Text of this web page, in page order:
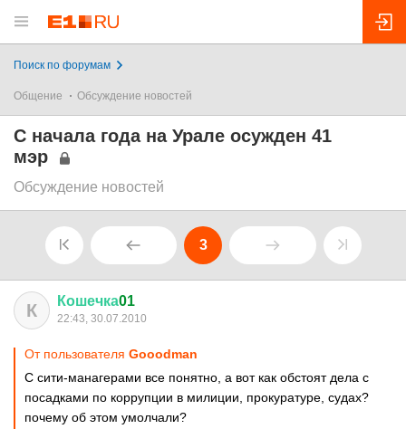
Поиск по форумам
Общение Обсуждение новостей
С начала года на Урале осужден 41
мэр
Обсуждение новостей
3
К Кошечка01
22:43, 30.07.2010
От пользователя Gooodman
С сити-манагерами все понятно, а вот как обстоят дела с
посадками по коррупции в милиции, прокуратуре, судах?
почему об этом умолчали?